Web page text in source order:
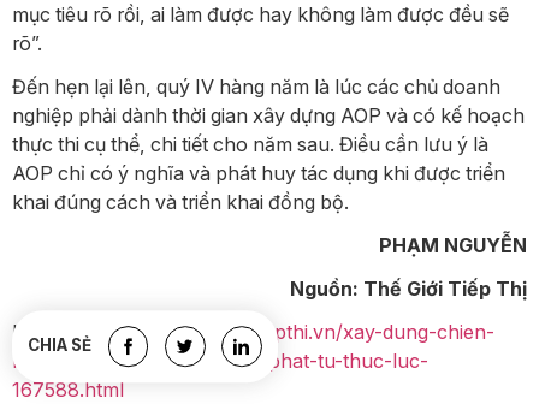
mục tiêu rõ rồi, ai làm được hay không làm được đều sẽ
rõ”.
Đến hẹn lại lên, quý IV hàng năm là lúc các chủ doanh
nghiệp phải dành thời gian xây dựng AOP và có kế hoạch
thực thi cụ thể, chi tiết cho năm sau. Điều cần lưu ý là
AOP chỉ có ý nghĩa và phát huy tác dụng khi được triển
khai đúng cách và triển khai đồng bộ.
PHẠM NGUYỄN
Nguồn: Thế Giới Tiếp Thị
Link Bài Viêt:https://thegioitiepthi.vn/xay-dung-chien-
luoc-kinh-doanh-phai-xuat-phat-tu-thuc-luc-
167588.html
CHIA SẺ